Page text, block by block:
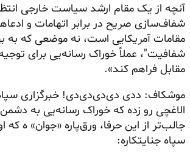
آنچه از یک مقام ارشد سیاست خارجی
شفاف‌سازی صریح در برابر اتهامات و
مقامات آمریکایی است، نه موضعی که به
شفافیت"، عملاً خوراک رسانه‌یی برای
مقابل فراهم کند».
موشکاف: ددی دی‌دی‌دی‌دی! خبرگزاری
الاغچی رو زده که خوراک رسانه‌یی به
جالب‌تر از این حرفا، ورق‌پاره «جوان» ه که
سپاه جنایتکاره: